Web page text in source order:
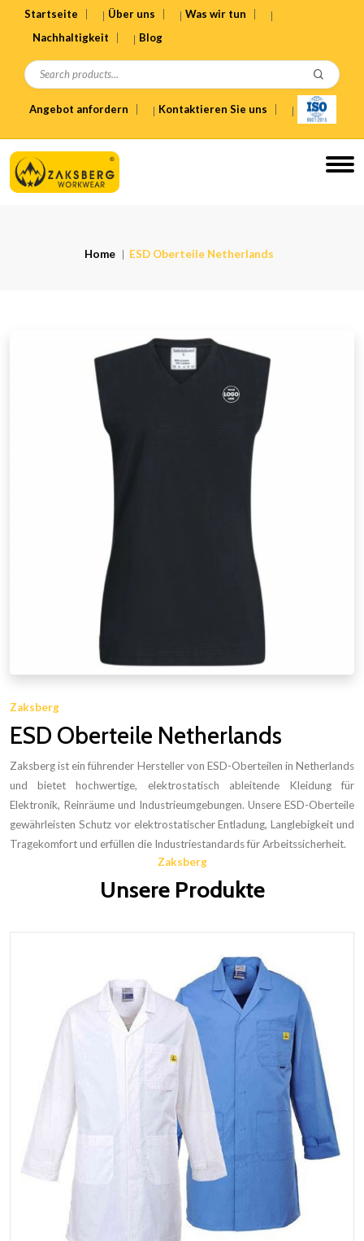
Startseite Über uns
Was wir tun
Nachhaltigkeit
Blog
Angebot anfordern Kontaktieren Sie uns
Home ESD Oberteile Netherlands
Zaksberg
ESD Oberteile Netherlands
Zaksberg ist ein führender Hersteller von ESD-Oberteilen in Netherlands
und bietet hochwertige, elektrostatisch ableitende Kleidung für
Elektronik, Reinräume und Industrieumgebungen. Unsere ESD-Oberteile
gewährleisten Schutz vor elektrostatischer Entladung, Langlebigkeit und
Tragekomfort und erfüllen die Industriestandards für Arbeitssicherheit.
Zaksberg
Unsere Produkte